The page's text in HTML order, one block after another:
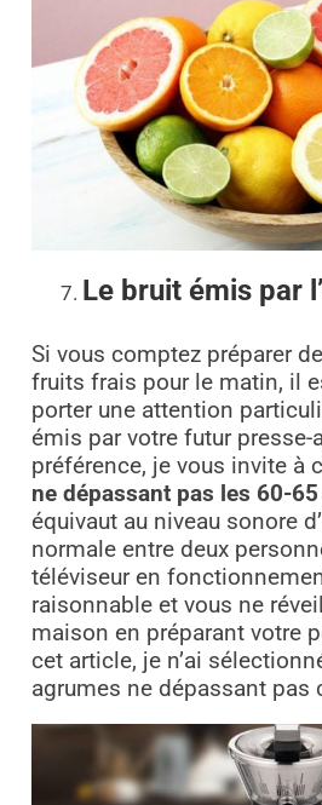
Le bruit émis par
Si vous comptez préparer
fruits frais pour le matin, il
porter une attention
émis par votre futur presse-
préférence, je vous invite à
ne dépassant pas les 60-65
équivaut au niveau sonore
normale entre deux
téléviseur en
raisonnable et vous ne
maison en préparant votre
cet article, je n’ai
agrumes ne dépassant pas